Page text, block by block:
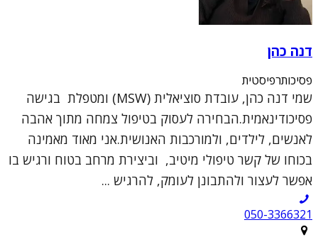
דנה כהן
פסיכותרפיסטית
שמי דנה כהן, עובדת סוציאלית (MSW) ומטפלת בגישה
פסיכודינאמית.הבחירה לעסוק בטיפול צמחה מתוך אהבה
לאנשים, לילדים, ולמורכבות האנושית.אני מאוד מאמינה
בכוחו של קשר טיפולי מיטיב, וביצירת מרחב בטוח ורגיש בו
אפשר לעצור ולהתבונן לעומק, להרגיש ...
050-3366321